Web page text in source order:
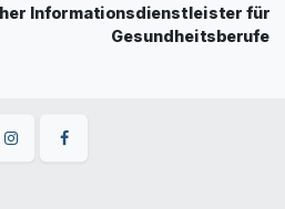
Informationsdienstleister für
Gesundheitsberufe